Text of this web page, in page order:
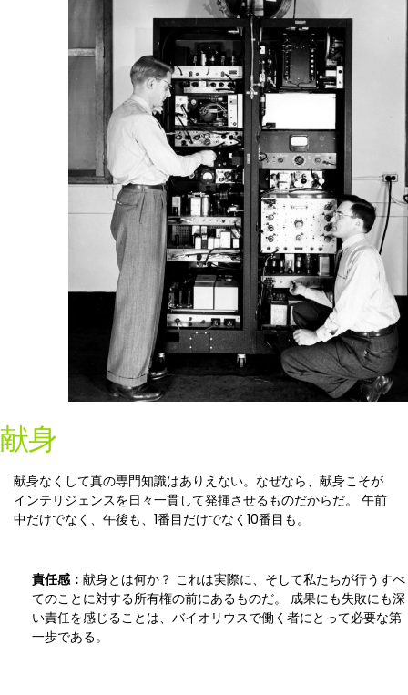
献身
献身なくして真の専門知識はありえない。なぜなら、献身こそが
インテリジェンスを日々一貫して発揮させるものだからだ。 午前
中だけでなく、午後も、1番目だけでなく10番目も。
責任感： 献身とは何か？ これは実際に、そして私たちが行うすべ
てのことに対する所有権の前にあるものだ。 成果にも失敗にも深
い責任を感じることは、バイオリウスで働く者にとって必要な第
一歩である。